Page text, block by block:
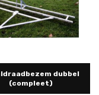
dubbel
(compleet)